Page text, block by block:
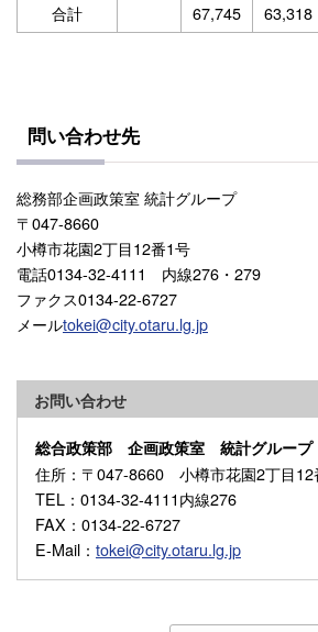
合計
67,745 63,318
問い合わせ先
総務部企画政策室 統計グループ
〒047-8660
小樽市花園2丁目12番1号
電話0134-32-4111 内線276・279
ファクス0134-22-6727
メールtokei@city.otaru.lg.jp
お問い合わせ
総合政策部 企画政策室 統計グループ
住所 ：〒047-8660 小樽市花園2丁目12
TEL ：0134-32-4111内線276
FAX ：0134-22-6727
E-Mail ： tokei@city.otaru.lg.jp